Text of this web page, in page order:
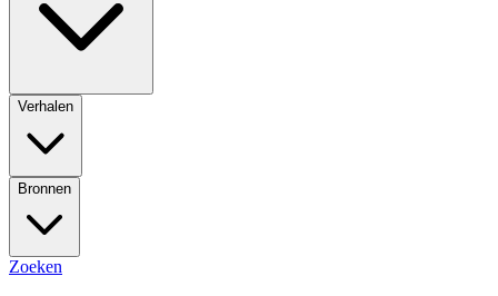
Verhalen
Bronnen
Zoeken